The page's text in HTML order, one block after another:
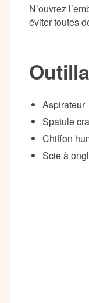
N’ouvrez
éviter toutes
Aspirateur
Spatule
Chiffon
Scie à